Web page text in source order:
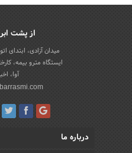
از پشت
میدان آزادی، ابتدای
ایستگاه مترو بیمه،
آوا،
درباره ما